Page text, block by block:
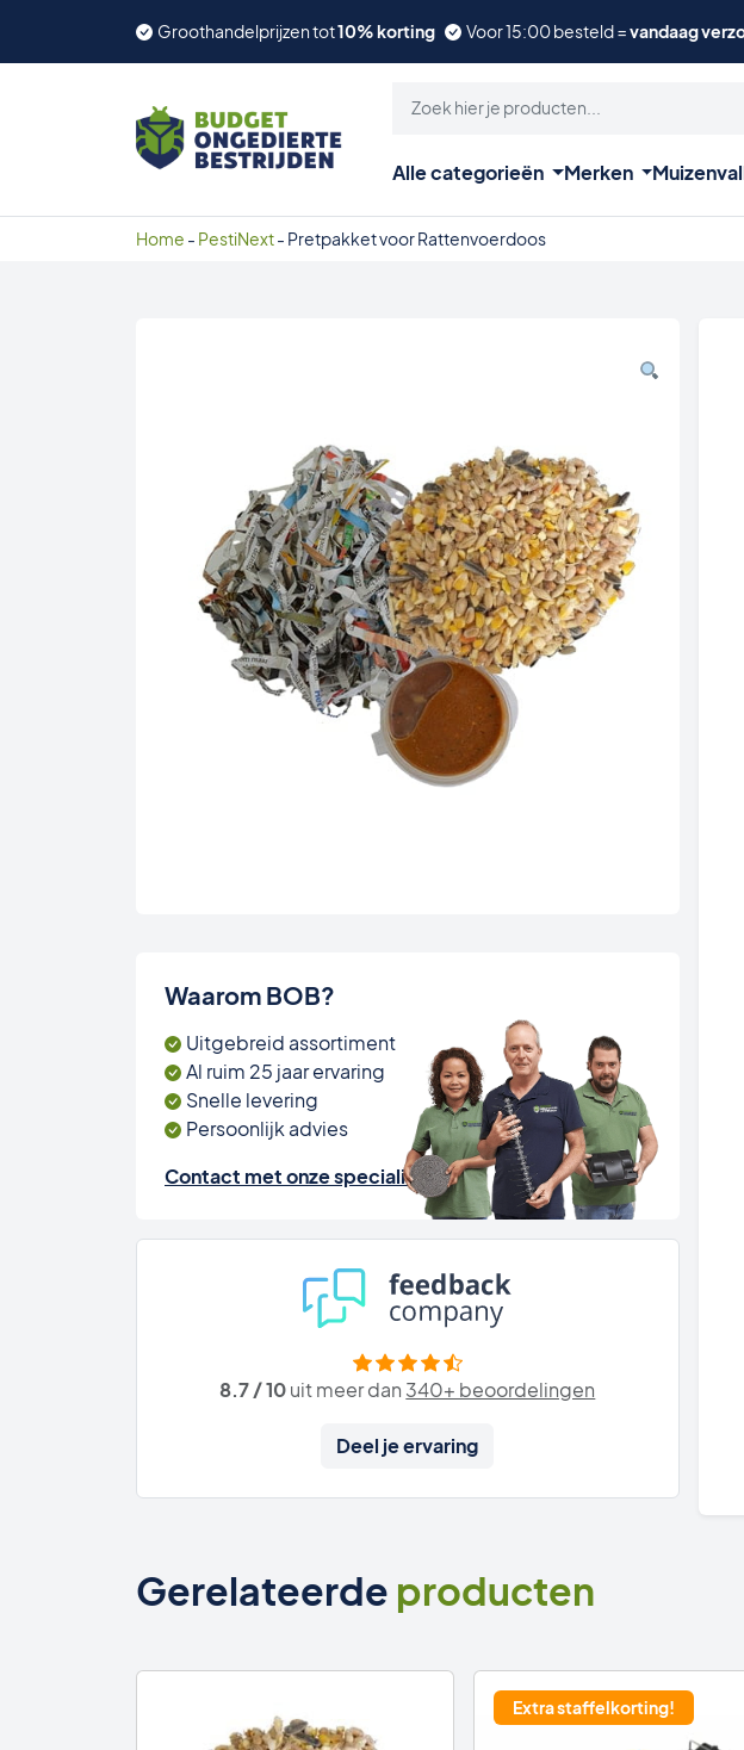
Groothandelprijzen tot10% korting Voor 15:00 besteld =vandaag
Alle categorieën Merken
Home - PestiNext- Pretpakket voor Rattenvoerdoos
Waarom BOB?
Uitgebreid assortiment
Al ruim 25 jaar ervaring
Snelle levering
Persoonlijk advies
Contact met onze specialisten
8.7 / 10uit meer dan 340+ beoordelingen
Deel je ervaring
Gerelateerde producten
Extra staffelkorting!